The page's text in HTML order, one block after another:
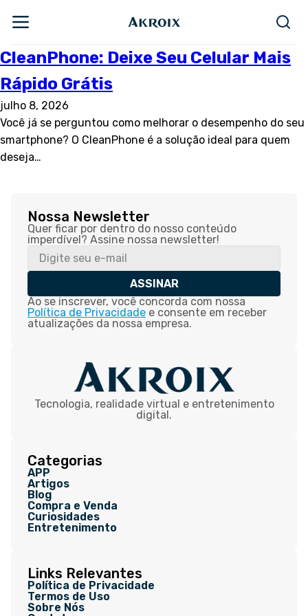
CleanPhone: Deixe Seu Celular Mais
Rápido Grátis
julho 8, 2026
Você já se perguntou como melhorar o desempenho do seu
smartphone? O CleanPhone é a solução ideal para quem
deseja…
Nossa Newsletter
Quer ficar por dentro do nosso conteúdo
imperdível? Assine nossa newsletter!
ASSINAR
Ao se inscrever, você concorda com nossa
Política de Privacidade e consente em receber
atualizações da nossa empresa.
Tecnologia, realidade virtual e entretenimento
digital.
Categorias
APP
Artigos
Blog
Compra e Venda
Curiosidades
Entretenimento
Links Relevantes
Política de Privacidade
Termos de Uso
Sobre Nós